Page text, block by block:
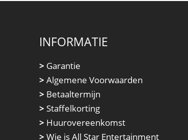
INFORMATIE
> Garantie
> Algemene Voorwaarden
> Betaaltermijn
> Staffelkorting
> Huurovereenkomst
> Wie is All Star Entertainment